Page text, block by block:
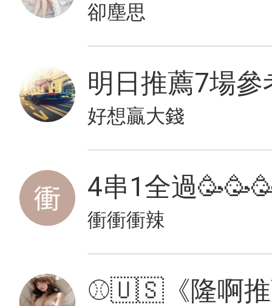
卻塵思
明日推薦7場參
好想贏大錢
4串1全過
衝衝衝辣